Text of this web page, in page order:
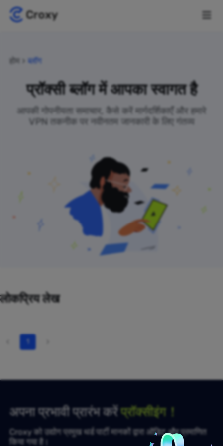
होम ब्लॉग
प्रॉक्सी ब्लॉग में आपका स्वागत है
आपकी गोपनीयता समाचार, कैसे करें मार्गदर्शिकाएँ और हमारे
VPN तकनीक पर नवीनतम जानकारी के लिए गंतव्य
लोकप्रिय लेख
अपना प्रभावी प्रारंभ करेंप्रॉक्सीइंग！
Croxy को उद्योग प्रमुख थर्ड पार्टी मानकों द्वारा ऑडिट और प्रमाणित
किया गया है।